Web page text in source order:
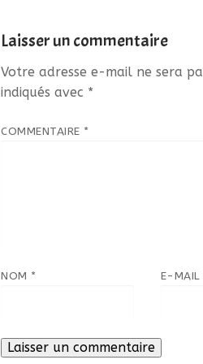
Laisser un commentaire
Votre adresse e-mail ne sera
indiqués avec *
COMMENTAIRE *
NOM * E-MAIL